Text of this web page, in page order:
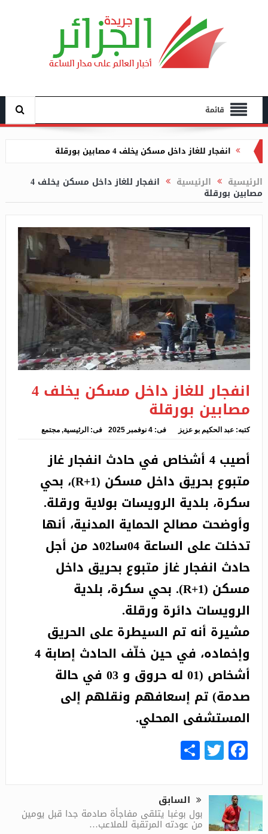
قائمة
انفجار للغاز داخل مسكن يخلف 4 مصابين بورقلة
المفقودة بالجزائر
نشوب حريق بحظيرة سيارات في عين طاية بالعاصمة
مخرجات اجتماع المجلس الوزاري
تفكيك شبكة للدعارة بمستغانم
إشراف سعداوي رفقة زروقي على توقيع اتفاقية تعاون
مع شركة موبيليس
الإطاحة بشبكة إجرامية تحترف المتاجرة بالمواد
المهلوسة بتوقرت
رئيس جمعية خيرية لولا المحسنين الخليجيين لمات ألاف
الجزائريين بالجوع
الاعتداء وسرقة دراجة مواطن
الرئيسية الرئيسية انفجار للغاز داخل مسكن يخلف 4
مصابين بورقلة
انفجار للغاز داخل مسكن يخلف 4
مصابين بورقلة
كتبه: عبد الحكيم بو عزيز فى: 4 نوفمبر 2025 فى: الرئيسية, مجتمع
أصيب 4 أشخاص في حادث انفجار غاز
متبوع بحريق داخل مسكن (R+1)، بحي
سكرة، بلدية الرويسات بولاية ورقلة.
وأوضحت مصالح الحماية المدنية، أنها
تدخلت على الساعة 04سا02د من أجل
حادث انفجار غاز متبوع بحريق داخل
مسكن (R+1). بحي سكرة، بلدية
الرويسات دائرة ورقلة.
مشيرة أنه تم السيطرة على الحريق
وإخماده، في حين خلّف الحادث إصابة 4
أشخاص (01 له حروق و 03 في حالة
صدمة) تم إسعافهم ونقلهم إلى
المستشفى المحلي.
Facebook
Twitter
Share
السابق
بول بوغبا يتلقى مفاجأة صادمة جدا قبل يومين
من عودته المرتقبة للملاعب…